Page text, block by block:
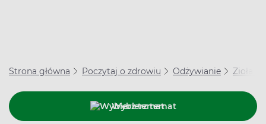
Strona główna Poczytaj o zdrowiu Odżywianie Zioła i
Wybierz temat